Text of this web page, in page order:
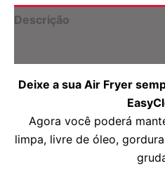
Exclusivo
🎁
Descrição
Deixe a sua Air Fryer
Agora você poderá
limpa, livre de óleo,